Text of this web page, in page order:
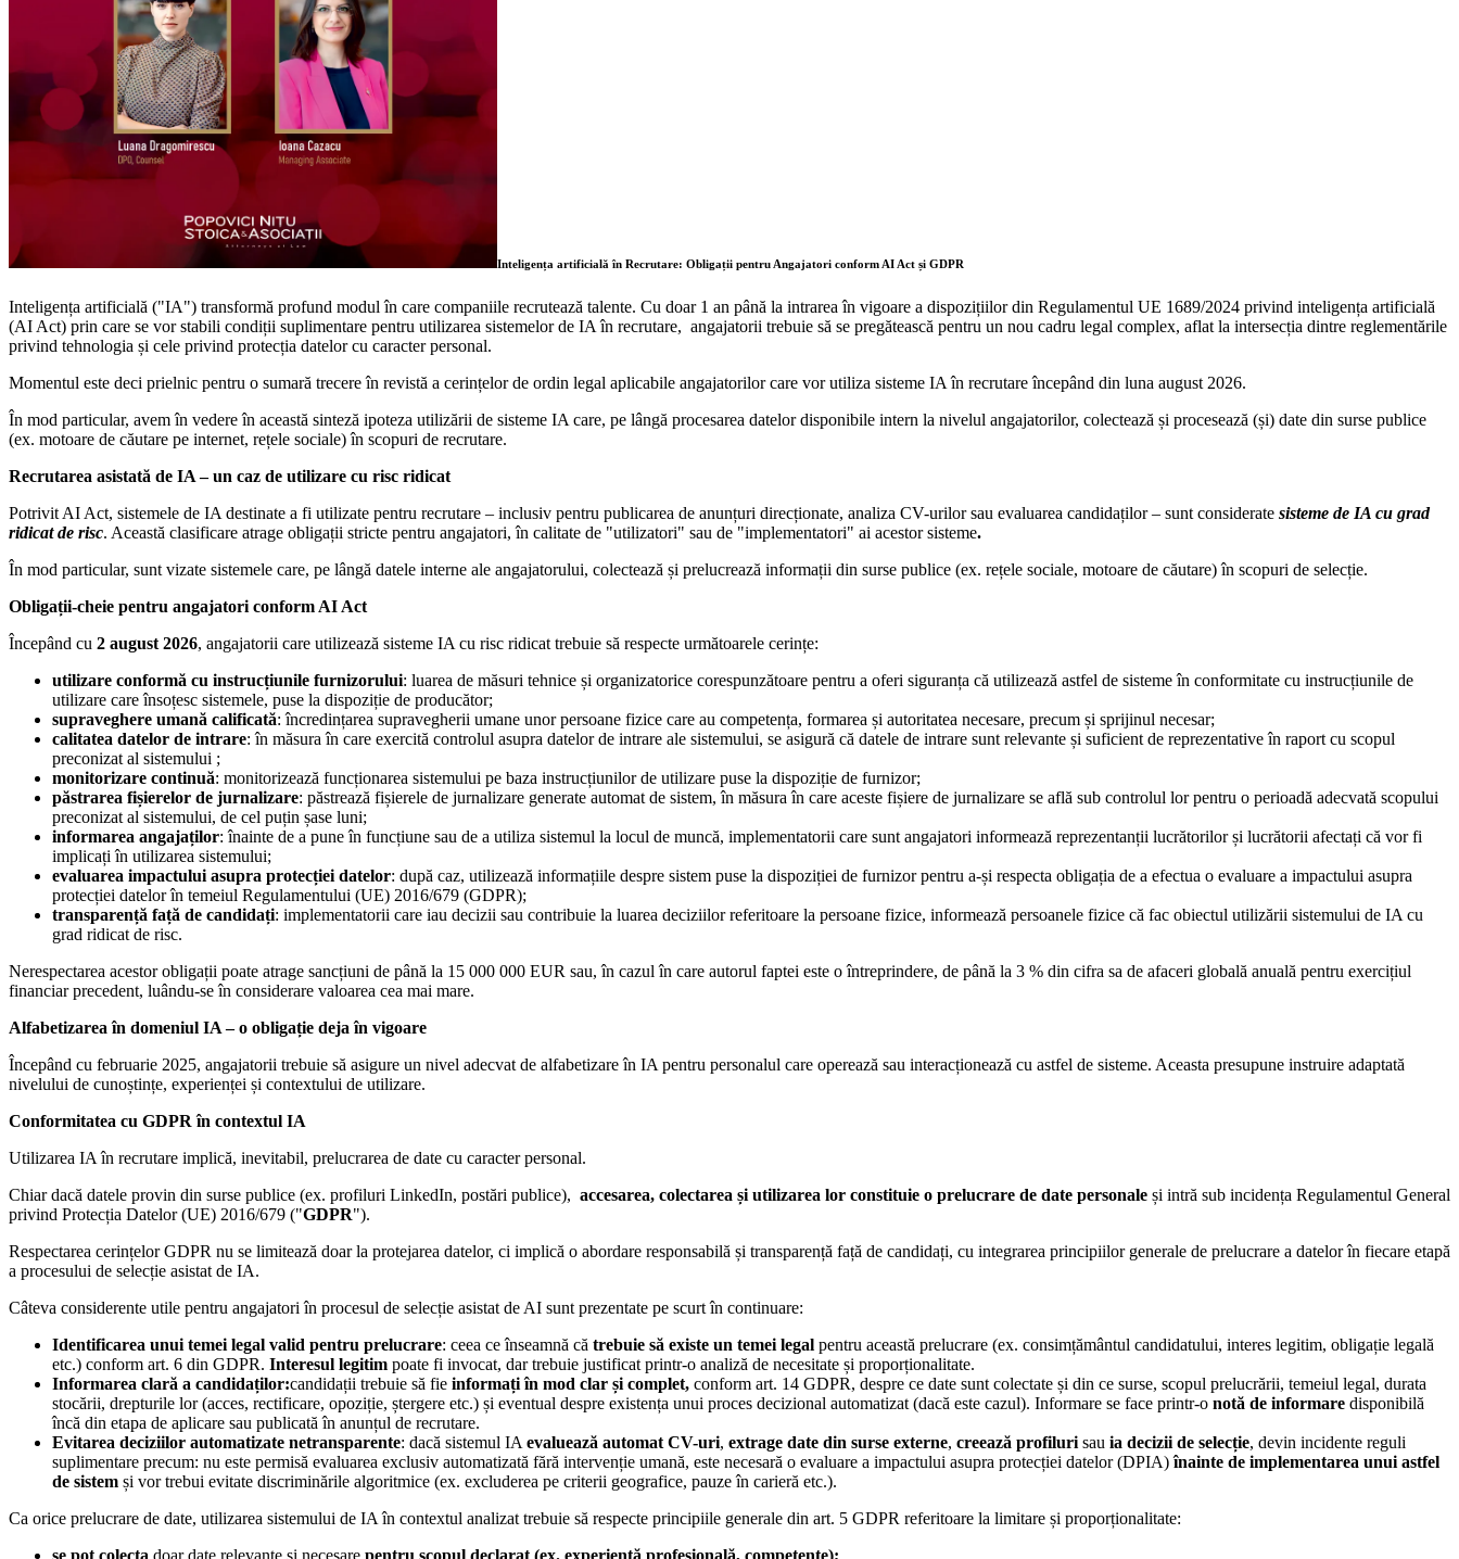
Inteligența artificială în Recrutare: Obligații pentru Angajatori conform AI Act și GDPR
Inteligența artificială ("IA") transformă profund modul în care companiile recrutează talente. Cu doar 1 an până la intrarea în vigoare a dispozițiilor din Regulamentul UE 1689/2024 privind inteligența artificială
(AI Act) prin care se vor stabili condiții suplimentare pentru utilizarea sistemelor de IA în recrutare, angajatorii trebuie să se pregătească pentru un nou cadru legal complex, aflat la intersecția dintre reglementările
privind tehnologia și cele privind protecția datelor cu caracter personal.
Momentul este deci prielnic pentru o sumară trecere în revistă a cerințelor de ordin legal aplicabile angajatorilor care vor utiliza sisteme IA în recrutare începând din luna august 2026.
În mod particular, avem în vedere în această sinteză ipoteza utilizării de sisteme IA care, pe lângă procesarea datelor disponibile intern la nivelul angajatorilor, colectează și procesează (și) date din surse publice
(ex. motoare de căutare pe internet, rețele sociale) în scopuri de recrutare.
Recrutarea asistată de IA – un caz de utilizare cu risc ridicat
Potrivit AI Act, sistemele de IA destinate a fi utilizate pentru recrutare – inclusiv pentru publicarea de anunțuri direcționate, analiza CV-urilor sau evaluarea candidaților – sunt considerate sisteme de IA cu grad
ridicat de risc. Această clasificare atrage obligații stricte pentru angajatori, în calitate de "utilizatori" sau de "implementatori" ai acestor sisteme.
În mod particular, sunt vizate sistemele care, pe lângă datele interne ale angajatorului, colectează și prelucrează informații din surse publice (ex. rețele sociale, motoare de căutare) în scopuri de selecție.
Obligații-cheie pentru angajatori conform AI Act
Începând cu 2 august 2026, angajatorii care utilizează sisteme IA cu risc ridicat trebuie să respecte următoarele cerințe:
utilizare conformă cu instrucțiunile furnizorului: luarea de măsuri tehnice și organizatorice corespunzătoare pentru a oferi siguranța că utilizează astfel de sisteme în conformitate cu instrucțiunile de
utilizare care însoțesc sistemele, puse la dispoziție de producător;
supraveghere umană calificată: încredințarea supravegherii umane unor persoane fizice care au competența, formarea și autoritatea necesare, precum și sprijinul necesar;
calitatea datelor de intrare: în măsura în care exercită controlul asupra datelor de intrare ale sistemului, se asigură că datele de intrare sunt relevante și suficient de reprezentative în raport cu scopul
preconizat al sistemului ;
monitorizare continuă: monitorizează funcționarea sistemului pe baza instrucțiunilor de utilizare puse la dispoziție de furnizor;
păstrarea fișierelor de jurnalizare: păstrează fișierele de jurnalizare generate automat de sistem, în măsura în care aceste fișiere de jurnalizare se află sub controlul lor pentru o perioadă adecvată scopului
preconizat al sistemului, de cel puțin șase luni;
informarea angajaților: înainte de a pune în funcțiune sau de a utiliza sistemul la locul de muncă, implementatorii care sunt angajatori informează reprezentanții lucrătorilor și lucrătorii afectați că vor fi
implicați în utilizarea sistemului;
evaluarea impactului asupra protecției datelor: după caz, utilizează informațiile despre sistem puse la dispoziției de furnizor pentru a-și respecta obligația de a efectua o evaluare a impactului asupra
protecției datelor în temeiul Regulamentului (UE) 2016/679 (GDPR);
transparență față de candidați: implementatorii care iau decizii sau contribuie la luarea deciziilor referitoare la persoane fizice, informează persoanele fizice că fac obiectul utilizării sistemului de IA cu
grad ridicat de risc.
Nerespectarea acestor obligații poate atrage sancțiuni de până la 15 000 000 EUR sau, în cazul în care autorul faptei este o întreprindere, de până la 3 % din cifra sa de afaceri globală anuală pentru exercițiul
financiar precedent, luându-se în considerare valoarea cea mai mare.
Alfabetizarea în domeniul IA – o obligație deja în vigoare
Începând cu februarie 2025, angajatorii trebuie să asigure un nivel adecvat de alfabetizare în IA pentru personalul care operează sau interacționează cu astfel de sisteme. Aceasta presupune instruire adaptată
nivelului de cunoștințe, experienței și contextului de utilizare.
Conformitatea cu GDPR în contextul IA
Utilizarea IA în recrutare implică, inevitabil, prelucrarea de date cu caracter personal.
Chiar dacă datele provin din surse publice (ex. profiluri LinkedIn, postări publice), accesarea, colectarea și utilizarea lor constituie o prelucrare de date personale și intră sub incidența Regulamentul General
privind Protecția Datelor (UE) 2016/679 ("GDPR").
Respectarea cerințelor GDPR nu se limitează doar la protejarea datelor, ci implică o abordare responsabilă și transparență față de candidați, cu integrarea principiilor generale de prelucrare a datelor în fiecare etapă
a procesului de selecție asistat de IA.
Câteva considerente utile pentru angajatori în procesul de selecție asistat de AI sunt prezentate pe scurt în continuare:
Identificarea unui temei legal valid pentru prelucrare: ceea ce înseamnă că trebuie să existe un temei legal pentru această prelucrare (ex. consimțământul candidatului, interes legitim, obligație legală
etc.) conform art. 6 din GDPR. Interesul legitim poate fi invocat, dar trebuie justificat printr-o analiză de necesitate și proporționalitate.
Informarea clară a candidaților:candidații trebuie să fie informați în mod clar și complet, conform art. 14 GDPR, despre ce date sunt colectate și din ce surse, scopul prelucrării, temeiul legal, durata
stocării, drepturile lor (acces, rectificare, opoziție, ștergere etc.) și eventual despre existența unui proces decizional automatizat (dacă este cazul). Informare se face printr-o notă de informare disponibilă
încă din etapa de aplicare sau publicată în anunțul de recrutare.
Evitarea deciziilor automatizate netransparente: dacă sistemul IA evaluează automat CV-uri, extrage date din surse externe, creează profiluri sau ia decizii de selecție, devin incidente reguli
suplimentare precum: nu este permisă evaluarea exclusiv automatizată fără intervenție umană, este necesară o evaluare a impactului asupra protecției datelor (DPIA)înainte de implementarea unui astfel
de sistem și vor trebui evitate discriminările algoritmice (ex. excluderea pe criterii geografice, pauze în carieră etc.).
Ca orice prelucrare de date, utilizarea sistemului de IA în contextul analizat trebuie să respecte principiile generale din art. 5 GDPR referitoare la limitare și proporționalitate:
se pot colecta doar date relevante și necesare pentru scopul declarat (ex. experiență profesională, competențe);